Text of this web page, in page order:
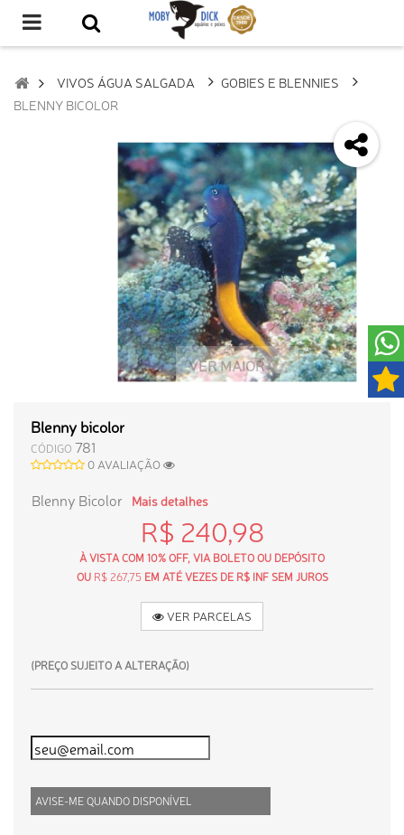
VIVOS ÁGUA SALGADA
GOBIES E BLENNIES
BLENNY BICOLOR
VER MAIOR
Blenny bicolor
CÓDIGO 781
0 AVALIAÇÃO
Blenny Bicolor Mais detalhes
R$ 240,98
À VISTA COM 10% OFF, VIA BOLETO OU DEPÓSITO
OU R$ 267,75EM ATÉ VEZES DE R$ INF SEM JUROS
VER PARCELAS
(PREÇO SUJEITO A ALTERAÇÃO)
AVISE-ME QUANDO DISPONÍVEL